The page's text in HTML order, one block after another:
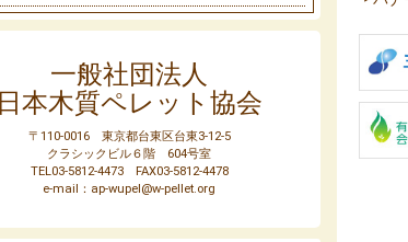
一般社団法人
日本木質ペレット協会
〒110-0016 東京都台東区台東3-12-5
クラシックビル６階 604号室
TEL03-5812-4473 FAX03-5812-4478
e-mail：ap-wupel@w-pellet.org